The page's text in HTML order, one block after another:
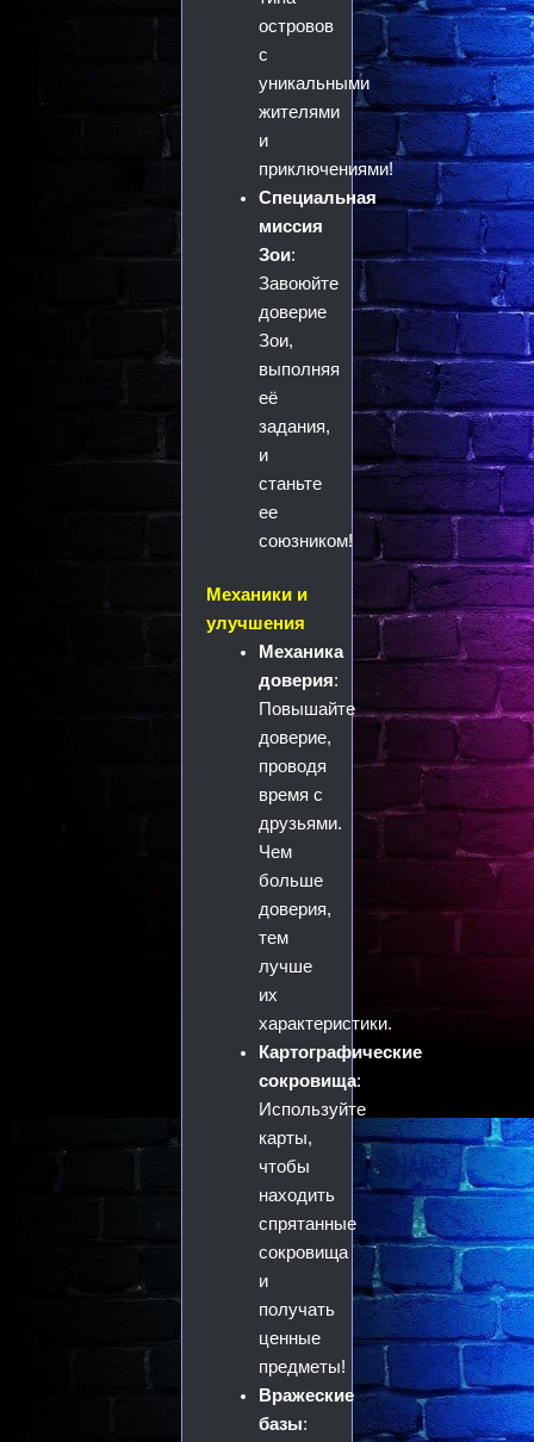
островов
с
уникальными
жителями
и
приключениями!
Специальная
миссия
Зои:
Завоюйте
доверие
Зои,
выполняя
её
задания,
и
станьте
ее
союзником!
Механики и
улучшения
Механика
доверия:
Повышайте
доверие,
проводя
время с
друзьями.
Чем
больше
доверия,
тем
лучше
их
характеристики.
Картографические
сокровища:
Используйте
карты,
чтобы
находить
спрятанные
сокровища
и
получать
ценные
предметы!
Вражеские
базы: